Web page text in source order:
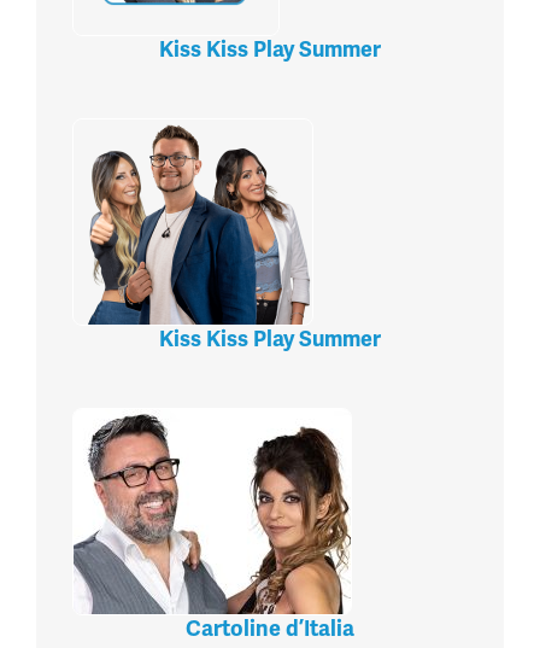
Kiss Kiss Play Summer
Kiss Kiss Play Summer
Cartoline d’Italia